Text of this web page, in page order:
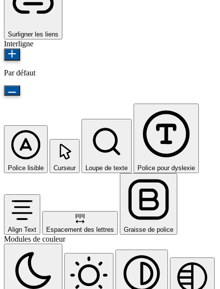
Surligner les liens
Interligne
Par défaut
Police lisible Curseur Loupe de texte Police pour dyslexie
Align Text Espacement des lettres Graisse de police
Modules de couleur